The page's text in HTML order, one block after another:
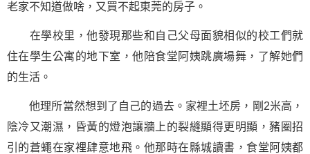
老家不知道做啥，又買不起東莞的房子。
在學校里，他發現那些和自己父母面貌相似的校工們就
住在學生公寓的地下室，他陪食堂阿姨跳廣場舞，了解她們
的生活。
他理所當然想到了自己的過去。家裡土坯房，剛2米高，
陰冷又潮濕，昏黃的燈泡讓牆上的裂縫顯得更明顯，豬圈招
引的蒼蠅在家裡肆意地飛。他那時在縣城讀書，食堂阿姨都